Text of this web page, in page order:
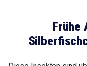
Frühe